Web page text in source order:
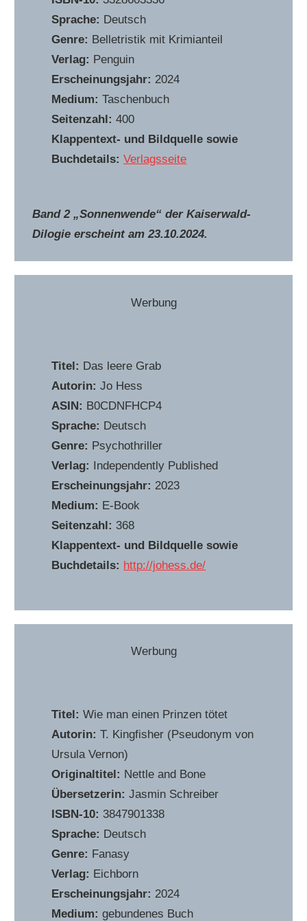
Sprache: Deutsch
Genre: Belletristik mit Krimianteil
Verlag: Penguin
Erscheinungsjahr: 2024
Medium:Taschenbuch
Seitenzahl:400
Klappentext- und Bildquelle sowie
Buchdetails: Verlagsseite
Band 2 „Sonnenwende“ der Kaiserwald-
Dilogie erscheint am 23.10.2024.
Werbung
Titel: Das leere Grab
Autorin:Jo Hess
ASIN: B0CDNFHCP4
Sprache: Deutsch
Genre: Psychothriller
Verlag: Independently Published
Erscheinungsjahr: 2023
Medium: E-Book
Seitenzahl:368
Klappentext- und Bildquelle sowie
Buchdetails: http://johess.de/
Werbung
Titel:Wie man einen Prinzen tötet
Autorin:T. Kingfisher (Pseudonym von
Ursula Vernon)
Originaltitel: Nettle and Bone
Übersetzerin: Jasmin Schreiber
ISBN-10:3847901338
Sprache: Deutsch
Genre: Fanasy
Verlag: Eichborn
Erscheinungsjahr: 2024
Medium:gebundenes Buch